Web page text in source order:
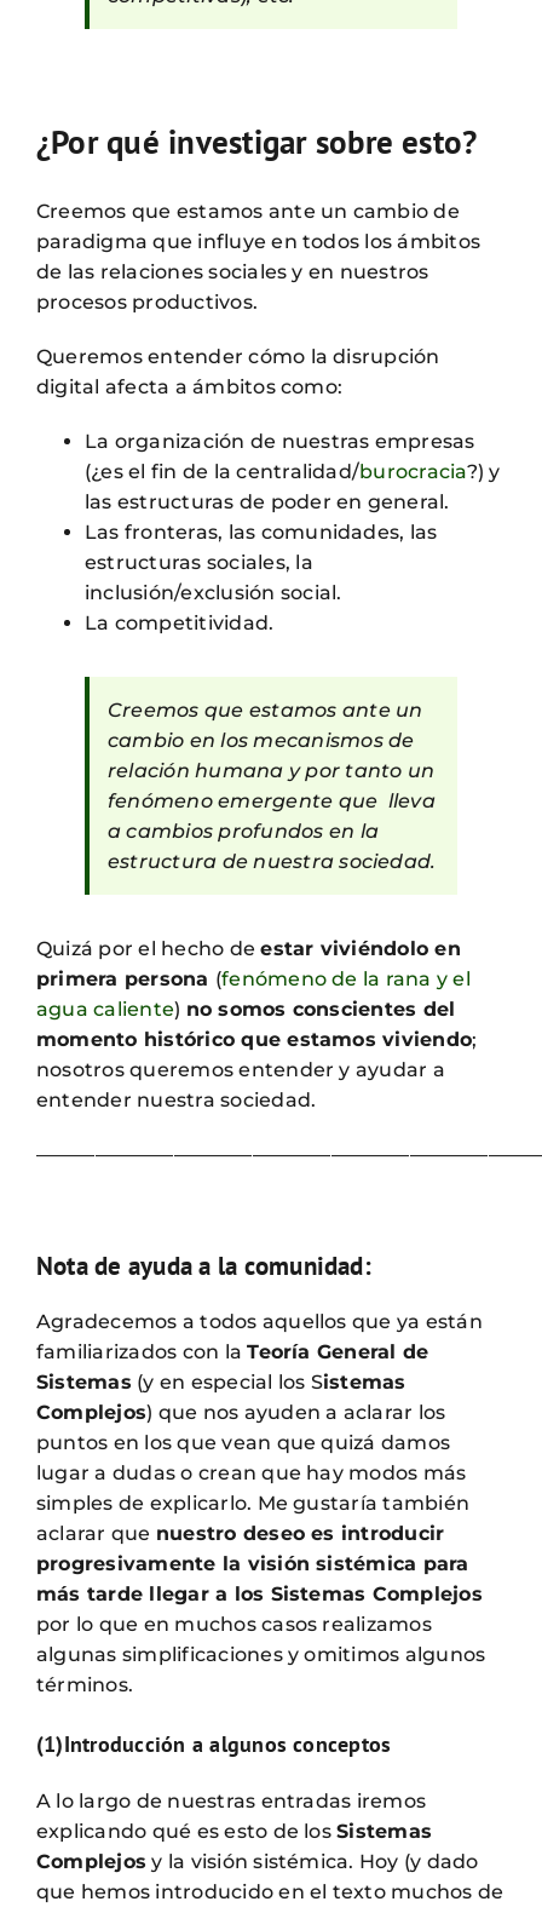
¿Por qué investigar sobre esto?
Creemos que estamos ante un cambio de
paradigma que influye en todos los ámbitos
de las relaciones sociales y en nuestros
procesos productivos.
Queremos entender cómo la disrupción
digital afecta a ámbitos como:
La organización de nuestras empresas
(¿es el fin de la centralidad/burocracia?) y
las estructuras de poder en general.
Las fronteras, las comunidades, las
estructuras sociales, la
inclusión/exclusión social.
La competitividad.
Creemos que estamos ante un
cambio en los mecanismos de
relación humana y por tanto un
fenómeno emergente que lleva
a cambios profundos en la
estructura de nuestra sociedad.
Quizá por el hecho deestar viviéndolo en
primera persona (fenómeno de la rana y el
agua caliente) no somos conscientes del
momento histórico que estamos viviendo;
nosotros queremos entender y ayudar a
entender nuestra sociedad.
Nota de ayuda a la comunidad:
Agradecemos a todos aquellos que ya están
familiarizados con laTeoría General de
Sistemas (y en especial los Sistemas
Complejos) que nos ayuden a aclarar los
puntos en los que vean que quizá damos
lugar a dudas o crean que hay modos más
simples de explicarlo. Me gustaría también
aclarar que nuestro deseo es introducir
progresivamente la visión sistémica para
más tarde llegar a los Sistemas Complejos
por lo que en muchos casos realizamos
algunas simplificaciones y omitimos algunos
términos.
(1)Introducción a algunos conceptos
A lo largo de nuestras entradas iremos
explicando qué es esto de losSistemas
Complejos y la visión sistémica. Hoy (y dado
que hemos introducido en el texto muchos de